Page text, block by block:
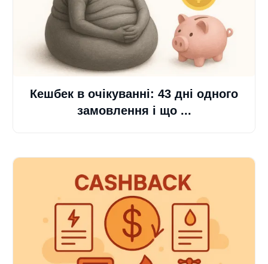
Кешбек в очікуванні: 43 дні одного
замовлення і що ...